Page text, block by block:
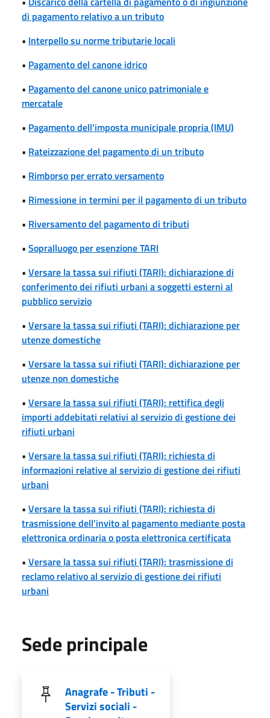
di pagamento relativo a un tributo
• Interpello su norme tributarie locali
• Pagamento del canone idrico
• Pagamento del canone unico patrimoniale e
mercatale
• Pagamento dell'imposta municipale propria (IMU)
• Rateizzazione del pagamento di un tributo
• Rimborso per errato versamento
• Rimessione in termini per il pagamento di un tributo
• Riversamento del pagamento di tributi
• Sopralluogo per esenzione TARI
• Versare la tassa sui rifiuti (TARI): dichiarazione di
conferimento dei rifiuti urbani a soggetti esterni al
pubblico servizio
• Versare la tassa sui rifiuti (TARI): dichiarazione per
utenze domestiche
• Versare la tassa sui rifiuti (TARI): dichiarazione per
utenze non domestiche
• Versare la tassa sui rifiuti (TARI): rettifica degli
importi addebitati relativi al servizio di gestione dei
rifiuti urbani
• Versare la tassa sui rifiuti (TARI): richiesta di
informazioni relative al servizio di gestione dei rifiuti
urbani
• Versare la tassa sui rifiuti (TARI): richiesta di
trasmissione dell’invito al pagamento mediante posta
elettronica ordinaria o posta elettronica certificata
• Versare la tassa sui rifiuti (TARI): trasmissione di
reclamo relativo al servizio di gestione dei rifiuti
urbani
Sede principale
Anagrafe - Tributi -
Servizi sociali -